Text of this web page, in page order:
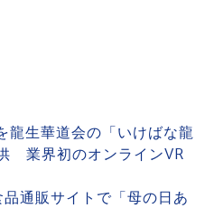
生華道会の「いけばな龍
業界初のオンラインVR
通販サイトで「母の日あ